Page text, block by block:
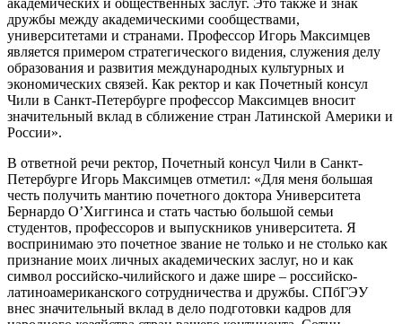
дружбы между академическими сообществами,
университетами и странами. Профессор Игорь Максимцев
является примером стратегического видения, служения делу
образования и развития международных культурных и
экономических связей. Как ректор и как Почетный консул
Чили в Санкт-Петербурге профессор Максимцев вносит
значительный вклад в сближение стран Латинской Америки и
России».
В ответной речи ректор, Почетный консул Чили в Санкт-
Петербурге Игорь Максимцев отметил: «Для меня большая
честь получить мантию почетного доктора Университета
Бернардо О’Хиггинса и стать частью большой семьи
студентов, профессоров и выпускников университета. Я
воспринимаю это почетное звание не только и не столько как
признание моих личных академических заслуг, но и как
символ российско-чилийского и даже шире – российско-
латиноамериканского сотрудничества и дружбы. СПбГЭУ
внес значительный вклад в дело подготовки кадров для